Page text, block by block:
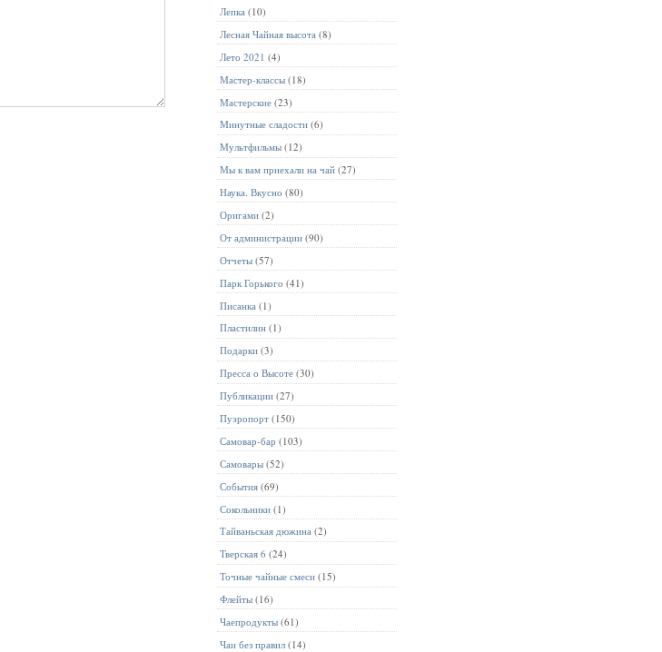
Лепка (10)
Лесная Чайная высота (8)
Лето 2021 (4)
Мастер-классы (18)
Мастерские (23)
Минутные сладости (6)
Мультфильмы (12)
Мы к вам приехали на чай (27)
Наука. Вкусно (80)
Оригами (2)
От администрации (90)
Отчеты (57)
Парк Горького (41)
Писанка (1)
Пластилин (1)
Подарки (3)
Пресса о Высоте (30)
Публикации (27)
Пуэропорт (150)
Самовар-бар (103)
Самовары (52)
События (69)
Сокольники (1)
Тайваньская дюжина (2)
Тверская 6 (24)
Точные чайные смеси (15)
Флейты (16)
Чаепродукты (61)
Чаи без правил (14)